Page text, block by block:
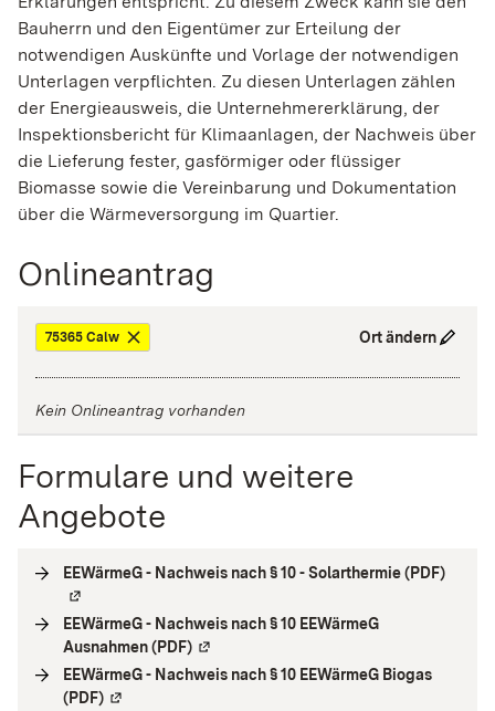
Bauherrn und den Eigentümer zur Erteilung der
notwendigen Auskünfte und Vorlage der notwendigen
Unterlagen verpflichten. Zu diesen Unterlagen zählen
der Energieausweis, die Unternehmererklärung, der
Inspektionsbericht für Klimaanlagen, der Nachweis über
die Lieferung fester, gasförmiger oder flüssiger
Biomasse sowie die Vereinbarung und Dokumentation
über die Wärmeversorgung im Quartier.
Onlineantrag
75365 Calw Ort ändern
Kein Onlineantrag vorhanden
Formulare und weitere
Angebote
EEWärmeG - Nachweis nach § 10 - Solarthermie (PDF)
EEWärmeG - Nachweis nach § 10 EEWärmeG
Ausnahmen (PDF) Externe Verlinkung
EEWärmeG - Nachweis nach § 10 EEWärmeG Biogas
(PDF) Externe Verlinkung